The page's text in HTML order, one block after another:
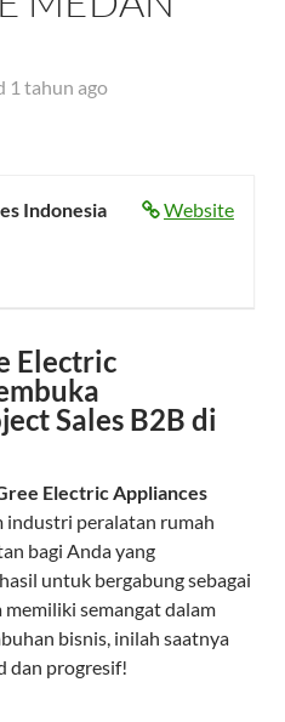
1 tahun ago
Website
Indonesia
Electric
Sales B2B di
Electric Appliances
industri peralatan rumah
bagi Anda yang
untuk bergabung sebagai
semangat dalam
bisnis, inilah saatnya
dan progresif!